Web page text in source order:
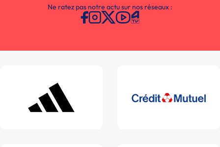
Ne ratez pas notre actu sur nos réseaux :